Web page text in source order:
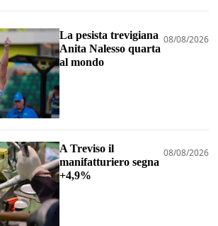
La pesista trevigiana
Anita Nalesso quarta
al mondo
08/08/2026
A Treviso il
manifatturiero segna
+4,9%
08/08/2026